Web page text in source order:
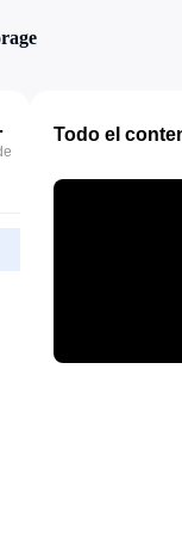
Todo el